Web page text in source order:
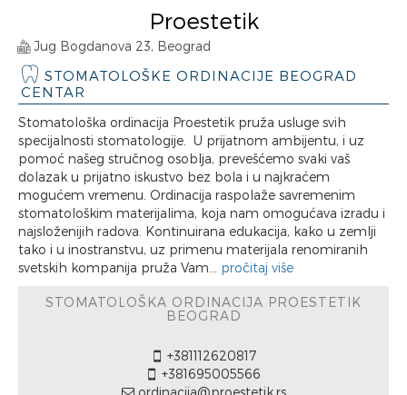
Proestetik
Jug Bogdanova 23, Beograd
STOMATOLOŠKE ORDINACIJE BEOGRAD
CENTAR
Stomatološka ordinacija Proestetik pruža usluge svih
specijalnosti stomatologije. U prijatnom ambijentu, i uz
pomoć našeg stručnog osoblja, prevešćemo svaki vaš
dolazak u prijatno iskustvo bez bola i u najkraćem
mogućem vremenu. Ordinacija raspolaže savremenim
stomatološkim materijalima, koja nam omogućava izradu i
najsloženijih radova. Kontinuirana edukacija, kako u zemlji
tako i u inostranstvu, uz primenu materijala renomiranih
svetskih kompanija pruža Vam... pročitaj više
STOMATOLOŠKA ORDINACIJA PROESTETIK
BEOGRAD
+381112620817
+381695005566
ordinacija@proestetik.rs